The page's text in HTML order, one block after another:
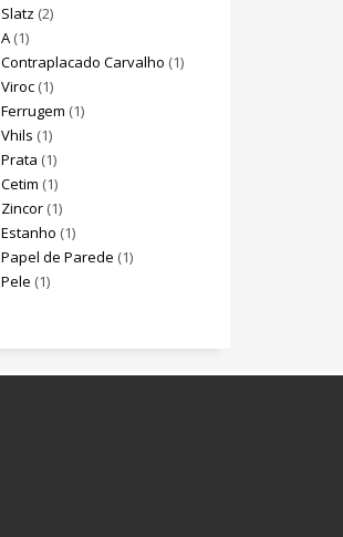
Slatz (2)
A(1)
Contraplacado Carvalho (1)
Viroc(1)
Ferrugem (1)
Vhils (1)
Prata (1)
Cetim (1)
Zincor(1)
Estanho (1)
Papel de Parede (1)
Pele (1)